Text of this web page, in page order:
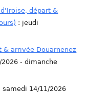
départ &
: jeudi
& arrivée Douarnenez
- dimanche
samedi 14/11/2026